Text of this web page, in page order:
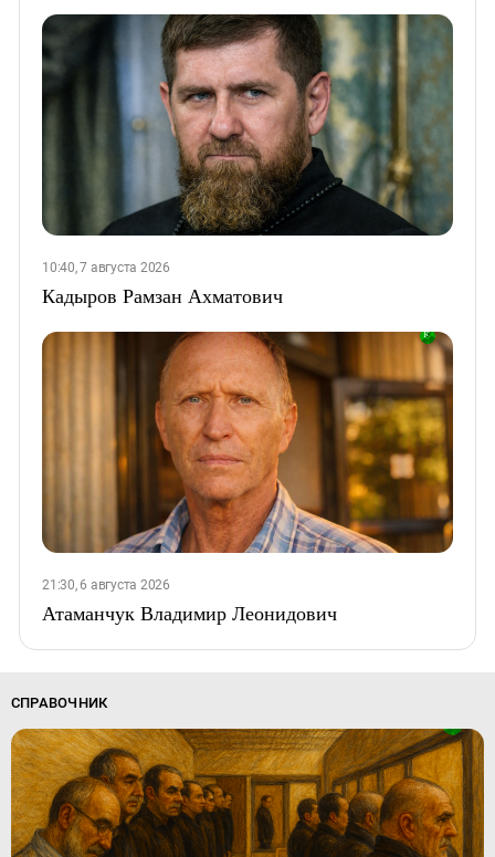
10:40, 7 августа 2026
Кадыров Рамзан Ахматович
21:30, 6 августа 2026
Атаманчук Владимир Леонидович
СПРАВОЧНИК